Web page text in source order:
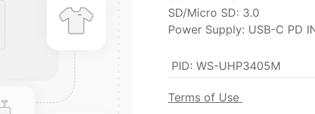
SD/Micro SD: 3.0
Power Supply: USB-C PD
PID: WS-UHP3405M
Terms of Use